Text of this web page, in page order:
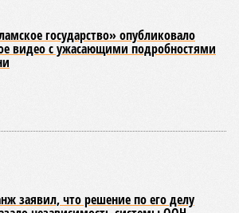
либо техника отсутствует. Ни
кранов, ни признаков
При том, что до «декабря 2026»
техзаказчик публично
готовности – 90%, затем 97%, с
работами (усиление
устранение проектных ошибок) –
публичной отчётности
Capital Group, ни кураторы
ни соблюдения графика
фактически выполненных работ.